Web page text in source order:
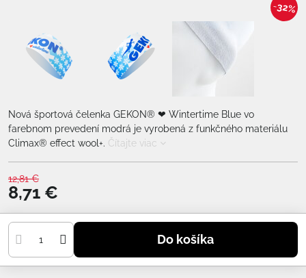
32%
Nová športová čelenka GEKON® ❤ Wintertime Blue vo
farebnom prevedení modrá je vyrobená z funkčného materiálu
Climax® effect wool+. Čítajte viac
12,81 €
8,71 €
Do košíka